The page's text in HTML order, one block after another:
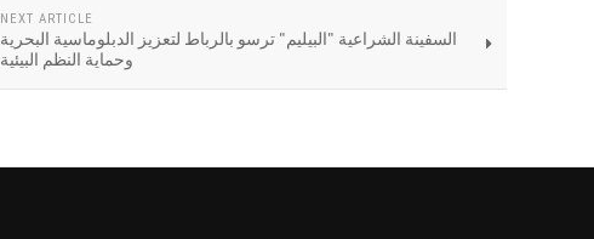
NEXT ARTICLE
السفينة الشراعية "البيليم" ترسو بالرباط لتعزيز الدبلوماسية البحرية
وحماية النظم البيئية